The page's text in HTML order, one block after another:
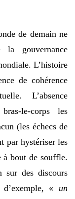
de demain ne
la gouvernance
L’histoire
de cohérence
L’absence
le-corps les
(les échecs de
par hystériser les
à bout de souffle.
sur des discours
« un